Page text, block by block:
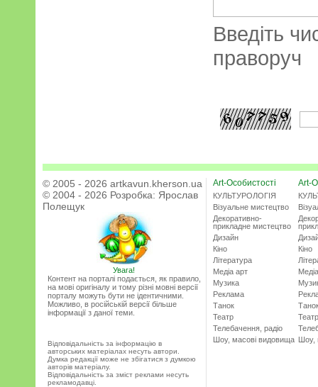
Введіть
праворуч
© 2005 - 2026 artkavun.kherson.ua
© 2004 - 2026 Розробка: Ярослав
Полещук
Увага!
Контент на порталі подається, як правило,
на мові оригіналу и тому різні мовні версії
порталу можуть бути не ідентичними.
Можливо, в російській версії більше
інформації з даної теми.
Відповідальність за інформацію в
авторських матеріалах несуть автори.
Думка редакції може не збігатися з думкою
авторів матеріалу.
Відповідальність за зміст реклами несуть
рекламодавці.
Art-Особистості
КУЛЬТУРОЛОГІЯ
Візуальне мистецтво
Декоративно-
прикладне мистецтво
Дизайн
Кіно
Література
Медіа арт
Музика
Реклама
Танок
Театр
Телебачення, радіо
Шоу, масові видовища
Art-
Кіно
Театр
Шоу,